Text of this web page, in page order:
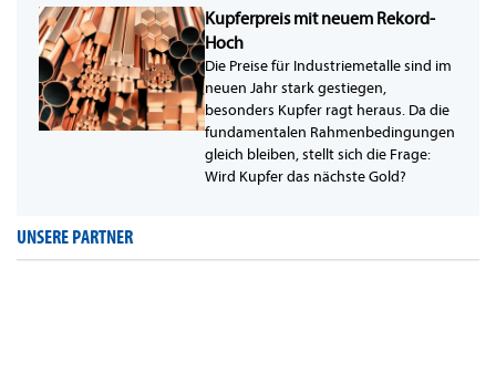
Kupferpreis mit neuem Rekord-
Hoch
Die Preise für Industriemetalle sind im
neuen Jahr stark gestiegen,
besonders Kupfer ragt heraus. Da die
fundamentalen Rahmenbedingungen
gleich bleiben, stellt sich die Frage:
Wird Kupfer das nächste Gold?
UNSERE PARTNER